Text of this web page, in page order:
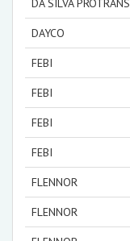
DA SILVA PROTRANS
DAYCO
FEBI
FEBI
FEBI
FEBI
FLENNOR
FLENNOR